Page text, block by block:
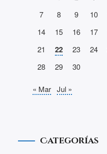
7
8 9 10
14
15 16 17
21
22 23 24
28
29 30
« Mar Jul »
Categorías